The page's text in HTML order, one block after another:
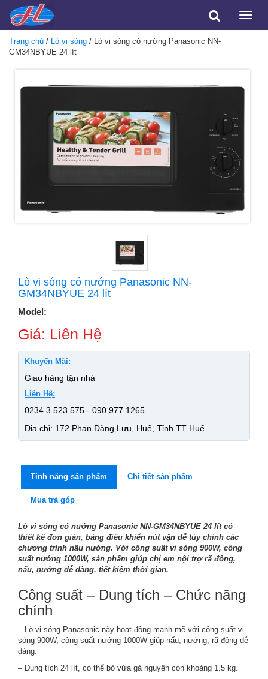
Toggle
Trang chủ / Lò vi sóng / Lò vi sóng có nướng Panasonic NN-
GM34NBYUE 24 lít
Lò vi sóng có nướng Panasonic NN-
GM34NBYUE 24 lít
Model:
Giá: Liên Hệ
Khuyến Mãi:
Giao hàng tận nhà
Liên Hệ:
0234 3 523 575 - 090 977 1265
Địa chỉ: 172 Phan Đăng Lưu, Huế, Tỉnh TT Huế
Tính năng sản phẩm Chi tiết sản phẩm
Mua trả góp
Lò vi sóng có nướng Panasonic NN-GM34NBYUE 24 lít có
thiết kế đơn giản, bảng điều khiển nút vặn dễ tùy chỉnh các
chương trình nấu nướng. Với công suất vi sóng 900W, công
suất nướng 1000W, sản phẩm giúp chị em nội trợ rã đông,
nấu, nướng dễ dàng, tiết kiệm thời gian.
Công suất – Dung tích – Chức năng
chính
– Lò vi sóng Panasonic này hoạt động mạnh mẽ với công suất vi
sóng 900W, công suất nướng 1000W giúp nấu, nướng, rã đông dễ
dàng.
– Dung tích 24 lít, có thể bỏ vừa gà nguyên con khoảng 1.5 kg.